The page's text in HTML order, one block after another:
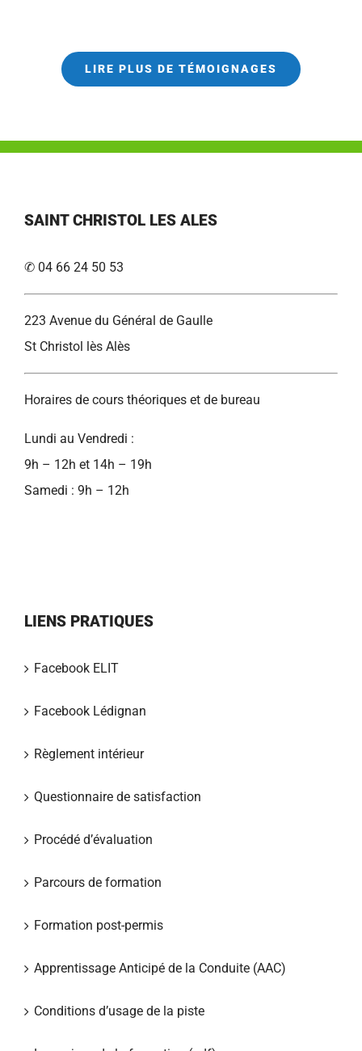
LIRE PLUS DE TÉMOIGNAGES
SAINT CHRISTOL LES ALES
✆ 04 66 24 50 53
223 Avenue du Général de Gaulle
St Christol lès Alès
Horaires de cours théoriques et de bureau
Lundi au Vendredi :
9h – 12h et 14h – 19h
Samedi : 9h – 12h
LIENS PRATIQUES
Facebook ELIT
Facebook Lédignan
Règlement intérieur
Questionnaire de satisfaction
Procédé d’évaluation
Parcours de formation
Formation post-permis
Apprentissage Anticipé de la Conduite (AAC)
Conditions d’usage de la piste